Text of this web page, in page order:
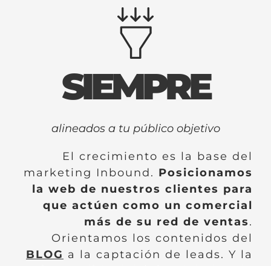
SIEMPRE
respondiendo a la necesidad de tu Buyer
El crecimiento es la base del
marketing Inbound. Posicionamos
la web de nuestros clientes para
que actúen como un comercial
más de su red de ventas.
Orientamos los contenidos del
BLOG a la captación de leads. Y la